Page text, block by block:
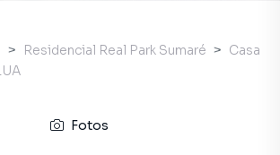
Residencial Real Park Sumaré
Casa
Fotos